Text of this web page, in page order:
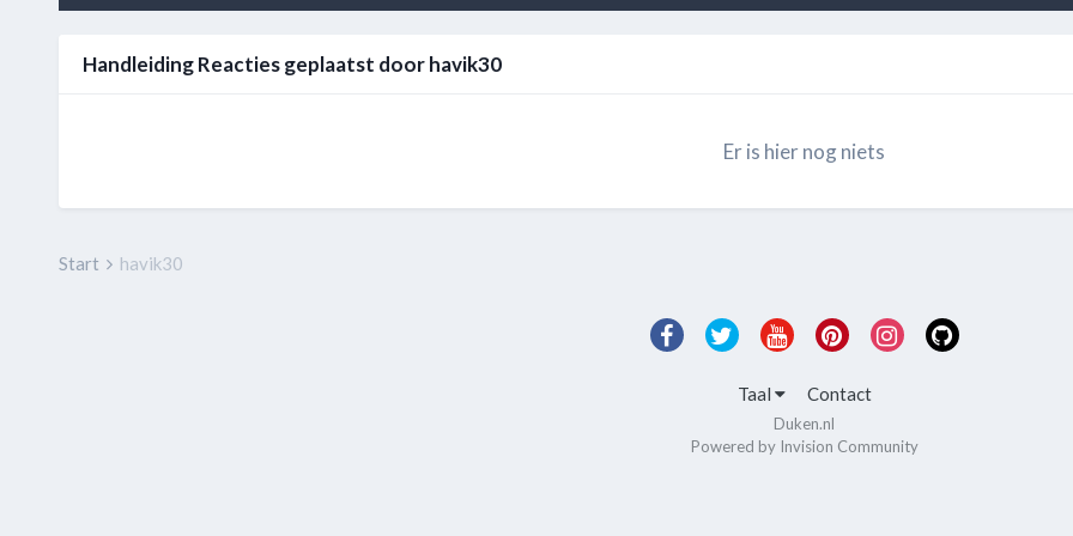
Handleiding Reacties geplaatst door havik30
Er is hier nog niets
Start havik30
Taal Contact
Duken.nl
Powered by Invision Community